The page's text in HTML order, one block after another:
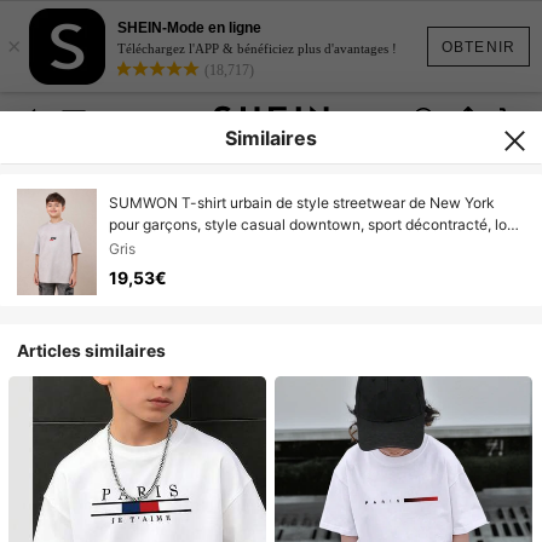
OBTENIR
×
SHEIN-Mode en ligne
Téléchargez l'APP & bénéficiez plus d'avantages !
(18,717)
Similaires
SUMWON T-shirt urbain de style streetwear de New York
pour garçons, style casual downtown, sport décontracté, logo
d'athlétisme ample et confortable, tenue de tous les jours
pour ado en automne et au printemps, coupe athlétique
Gris
19,53€
Articles similaires